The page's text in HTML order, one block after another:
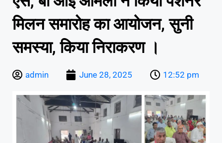
मिलन समारोह का आयोजन, सुनी
समस्या, किया निराकरण ।
admin June 28, 2025 12:52 pm